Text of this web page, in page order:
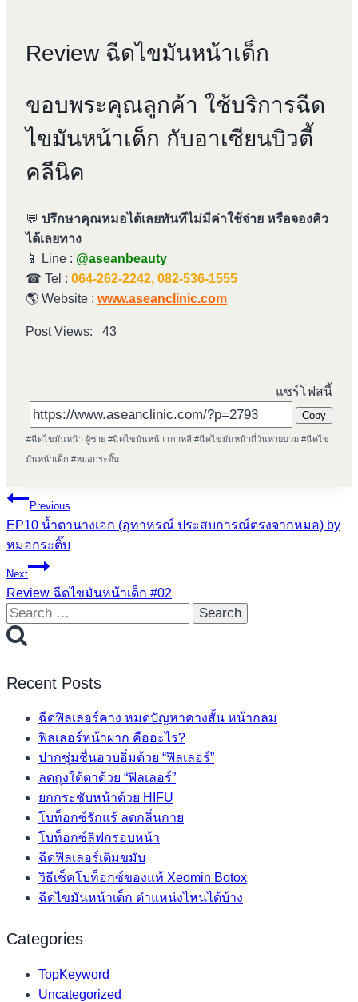
Review ฉีดไขมันหน้าเด็ก
ขอบพระคุณลูกค้า ใช้บริการฉีด
ไขมันหน้าเด็ก กับอาเซียนบิวตี้
คลีนิค
💬 ปรึกษาคุณหมอได้เลยทันทีไม่มีค่าใช้จ่าย หรือจองคิว
ได้เลยทาง
📱 Line : @aseanbeauty
☎ Tel : 064-262-2242, 082-536-1555
🌎 Website : www.aseanclinic.com
Post Views: 43
แชร์โฟสนี้
Copy
Post
Tags:
#ฉีดไขมันหน้า ผู้ชาย #ฉีดไขมันหน้า เกาหลี #ฉีดไขมันหน้ากี่วันหายบวม #ฉีดไข
มันหน้าเด็ก #หมอกระติ๊บ
Post
navigation
Previous
EP10 น้ำตานางเอก (อุทาหรณ์ ประสบการณ์ตรงจากหมอ) by
หมอกระติ๊บ
Next
Review ฉีดไขมันหน้าเด็ก #02
Search
for:
Recent Posts
ฉีดฟิลเลอร์คาง หมดปัญหาคางสั้น หน้ากลม
ฟิลเลอร์หน้าผาก คืออะไร?
ปากชุ่มชื่นอวบอิ่มด้วย “ฟิลเลอร์”
ลดถุงใต้ตาด้วย “ฟิลเลอร์”
ยกกระชับหน้าด้วย HIFU
โบท็อกซ์รักแร้ ลดกลิ่นกาย
โบท็อกซ์ลิฟกรอบหน้า
ฉีดฟิลเลอร์เติมขมับ
วิธีเช็คโบท็อกซ์ของแท้ Xeomin Botox
ฉีดไขมันหน้าเด็ก ตำแหน่งไหนได้บ้าง
Categories
TopKeyword
Uncategorized